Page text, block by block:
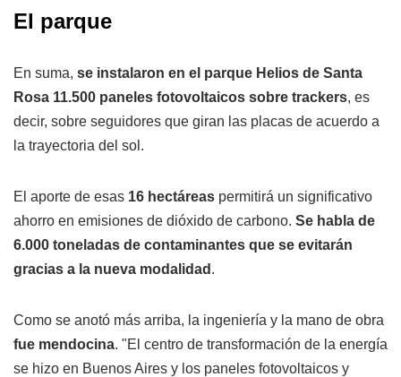
El parque
En suma, se instalaron en el parque Helios de Santa
Rosa 11.500 paneles fotovoltaicos sobre trackers, es
decir, sobre seguidores que giran las placas de acuerdo a
la trayectoria del sol.
El aporte de esas 16 hectáreas permitirá un significativo
ahorro en emisiones de dióxido de carbono. Se habla de
6.000 toneladas de contaminantes que se evitarán
gracias a la nueva modalidad .
Como se anotó más arriba, la ingeniería y la mano de obra
fue mendocina. "El centro de transformación de la energía
se hizo en Buenos Aires y los paneles fotovoltaicos y